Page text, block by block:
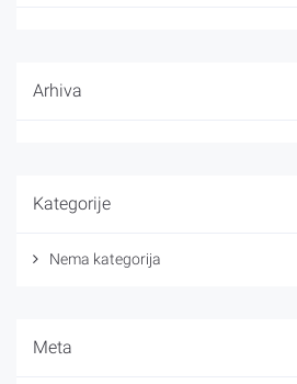
Arhiva
Kategorije
Nema kategorija
Meta